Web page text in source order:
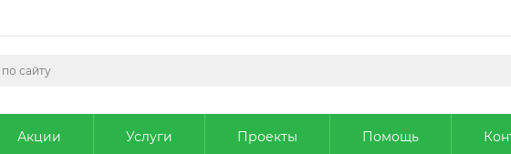
Акции Услуги Проекты Помощь